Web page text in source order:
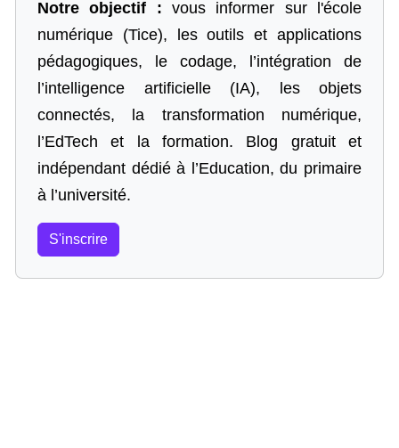
Notre objectif : vous informer sur l'école
numérique (Tice), les outils et applications
pédagogiques, le codage,
l’intégration de
l’intelligence artificielle (IA), les objets
connectés, la transformation numérique,
l’EdTech et la formation. Blog gratuit et
indépendant dédié à l’Education, du primaire
à l’université.
S'inscrire